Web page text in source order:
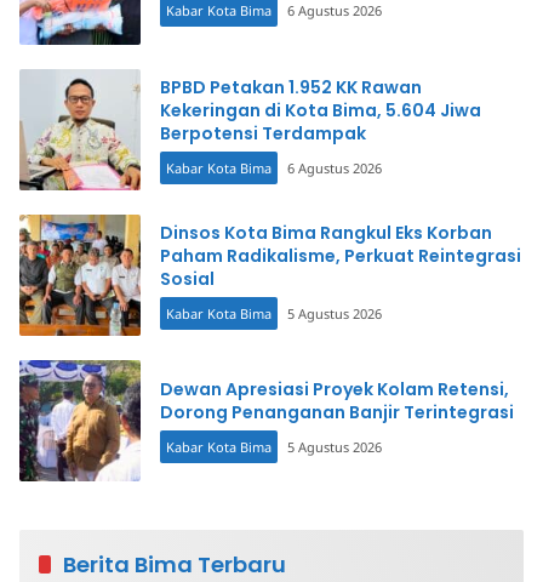
Kabar Kota Bima 6 Agustus 2026
BPBD Petakan 1.952 KK Rawan
Kekeringan di Kota Bima, 5.604 Jiwa
Berpotensi Terdampak
Kabar Kota Bima 6 Agustus 2026
Dinsos Kota Bima Rangkul Eks Korban
Paham Radikalisme, Perkuat Reintegrasi
Sosial
Kabar Kota Bima 5 Agustus 2026
Dewan Apresiasi Proyek Kolam Retensi,
Dorong Penanganan Banjir Terintegrasi
Kabar Kota Bima 5 Agustus 2026
Berita Bima Terbaru